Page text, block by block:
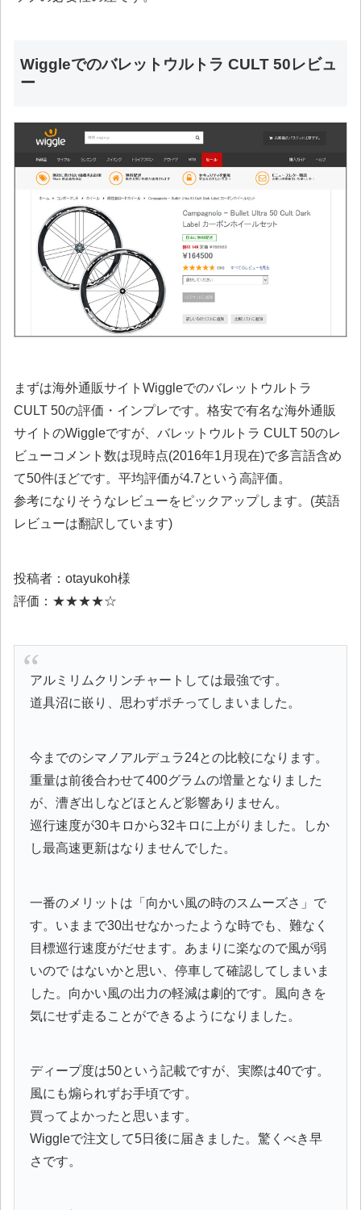
Wiggleでのバレットウルトラ CULT 50レビュ
ー
まずは海外通販サイトWiggleでのバレットウルトラ
CULT 50の評価・インプレです。格安で有名な海外通販
サイトのWiggleですが、バレットウルトラ CULT 50のレ
ビューコメント数は現時点(2016年1月現在)で多言語含め
て50件ほどです。平均評価が4.7という高評価。
参考になりそうなレビューをピックアップします。(英語
レビューは翻訳しています)
投稿者：otayukoh様
評価：★★★★☆
アルミリムクリンチャートしては最強です。
道具沼に嵌り、思わずポチってしまいました。
今までのシマノアルデュラ24との比較になります。
重量は前後合わせて400グラムの増量となりました
が、漕ぎ出しなどほとんど影響ありません。
巡行速度が30キロから32キロに上がりました。しか
し最高速更新はなりませんでした。
一番のメリットは「向かい風の時のスムーズさ」で
す。いままで30出せなかったような時でも、難なく
目標巡行速度がだせます。あまりに楽なので風が弱
いので はないかと思い、停車して確認してしまいま
した。向かい風の出力の軽減は劇的です。風向きを
気にせず走ることができるようになりました。
ディープ度は50という記載ですが、実際は40です。
風にも煽られずお手頃です。
買ってよかったと思います。
Wiggleで注文して5日後に届きました。驚くべき早
さです。